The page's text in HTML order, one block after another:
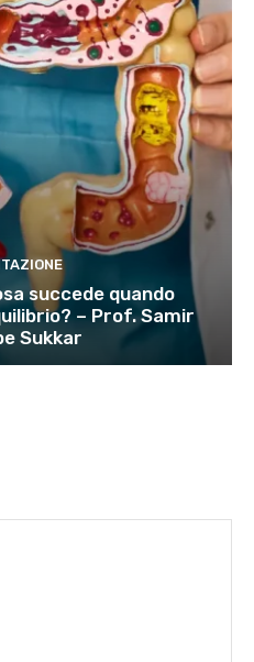
succede quando
– Prof. Samir
Sukkar